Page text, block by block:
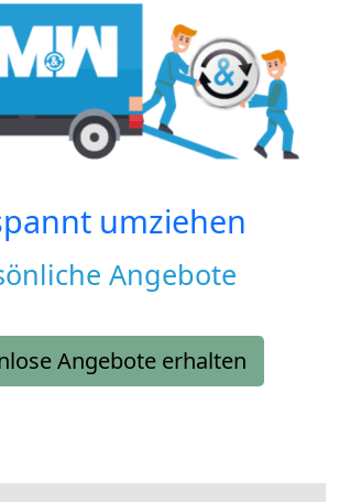
umziehen
Angebote
Angebote erhalten